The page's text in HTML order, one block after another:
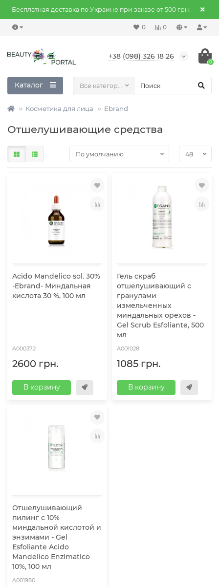
Бесплатная доставка по Украине при заказе от 500 грн.
0
0
+38 (098) 326 18 26
0
Каталог Все категории
Косметика для лица Ebrand
Отшелушивающие средства
Acido Mandelico sol. 30%
-Ebrand- Миндальная
кислота 30 %, 100 мл
A000372
2600 грн.
В корзину
Гель скраб
отшелушивающий с
гранулами
измельченных
миндальных орехов -
Gel Scrub Esfoliante, 500
мл
A001028
1085 грн.
В корзину
Отшелушивающий
пилинг с 10%
миндальной кислотой и
энзимами - Gel
Esfoliante Acido
Mandelico Enzimatico
10%, 100 мл
A001980